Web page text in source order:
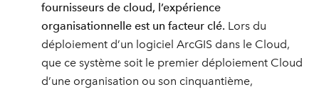
fournisseurs de cloud, l’expérience
organisationnelle est un facteur clé. Lors du
déploiement d’un logiciel ArcGIS dans le Cloud,
que ce système soit le premier déploiement Cloud
d’une organisation ou son cinquantième,